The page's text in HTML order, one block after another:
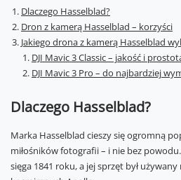
Dlaczego Hasselblad?
Dron z kamerą Hasselblad – korzyści
Jakiego drona z kamerą Hasselblad
DJI Mavic 3 Classic – jakość i
DJI Mavic 3 Pro – do najbardziej
Dlaczego Hasselblad?
Marka Hasselblad cieszy się ogromną
miłośników fotografii – i nie bez
sięga 1841 roku, a jej sprzęt był